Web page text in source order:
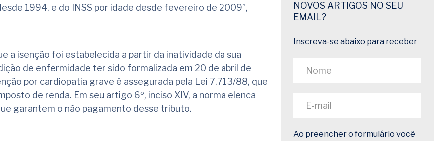
1994, e do INSS por idade desde fevereiro de 2009”,
a isenção foi estabelecida a partir da inatividade da sua
de enfermidade ter sido formalizada em 20 de abril de
por cardiopatia grave é assegurada pela Lei 7.713/88, que
de renda. Em seu artigo 6º, inciso XIV, a norma elenca
garantem o não pagamento desse tributo.
NOVOS ARTIGOS NO SEU
EMAIL?
Inscreva-se abaixo para receber
Ao preencher o formulário você